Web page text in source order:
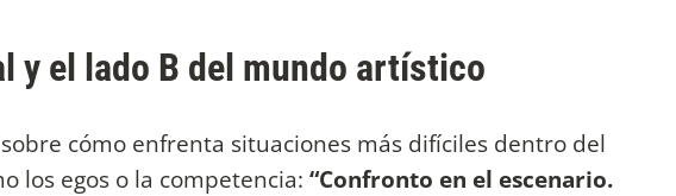
y el lado B del mundo artístico
cómo enfrenta situaciones más difíciles dentro del
los egos o la competencia: “Confronto en el escenario.